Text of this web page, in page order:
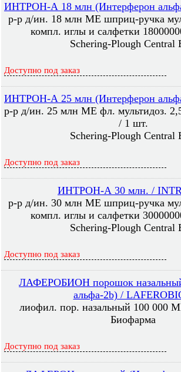
ИНТРОН-А 18 млн (Интерферон
р-р д/ин. 18 млн МЕ шприц-ручка
компл. иглы и салфетки
Schering-Plough Central
Доступно под заказ
ИНТРОН-А 25 млн (Интерферон
р-р д/ин. 25 млн МЕ фл. мультидоз.
/ 1 шт.
Schering-Plough Central
Доступно под заказ
ИНТРОН-А 30 млн. /
р-р д/ин. 30 млн МЕ шприц-ручка
компл. иглы и салфетки
Schering-Plough Central
Доступно под заказ
ЛАФЕРОБИОН порошок
альфа-2b) /
лиофил. пор. назальный 100 000
Биофарма
Доступно под заказ